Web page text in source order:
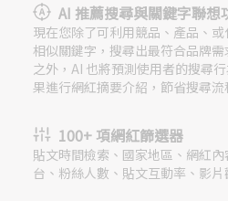
AI 推薦搜尋與關鍵字聯想
現在您除了可利用競品、產品、
相似關鍵字，搜尋出最符合品牌
之外，AI 也將預測使用者的搜尋
果進行網紅摘要介紹，節省搜尋流
100+ 項網紅篩選器
貼文時間檢索、國家地區、網紅
台、粉絲人數、貼文互動率、影